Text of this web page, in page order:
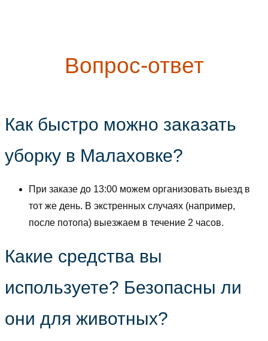
Вопрос-ответ
Как быстро можно заказать
уборку в Малаховке?
При заказе до 13:00 можем организовать выезд в
тот же день. В экстренных случаях (например,
после потопа) выезжаем в течение 2 часов.
Какие средства вы
используете? Безопасны ли
они для животных?